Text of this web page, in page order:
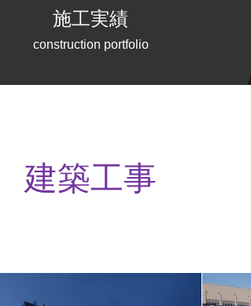
施工実績
construction portfolio
建築工事